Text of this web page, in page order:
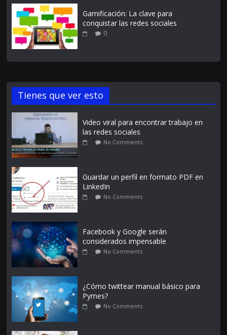
Gamificación: La clave para
conquistar las redes sociales
0
Tienes que ver esto
Video viral para encontrar trabajo en
las redes sociales
No Comments
Guardar un perfil en formato PDF en
LinkedIn
No Comments
Facebook y Google serán
considerados impensable
No Comments
¿Cómo twittear manual básico para
Pymes?
No Comments